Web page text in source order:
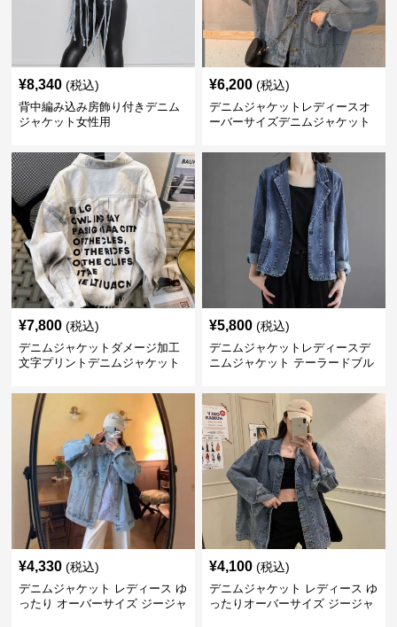
¥8,340 (税込)
背中編み込み房飾り付きデニム
ジャケット女性用
¥6,200 (税込)
デニムジャケットレディースオ
ーバーサイズデニムジャケット
¥7,800 (税込)
デニムジャケットダメージ加工
文字プリントデニムジャケット
¥5,800 (税込)
デニムジャケットレディースデ
ニムジャケット テーラードブル
¥4,330 (税込)
デニムジャケット レディース ゆ
ったり オーバーサイズ ジージャ
¥4,100 (税込)
デニムジャケット レディース ゆ
ったりオーバーサイズ ジージャ